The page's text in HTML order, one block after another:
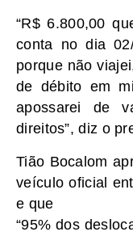
“R$ 6.800,00
conta no dia
porque não
de débito em
apossarei de
direitos”, diz o
Tião Bocalom
veículo oficial
e que
“95% dos